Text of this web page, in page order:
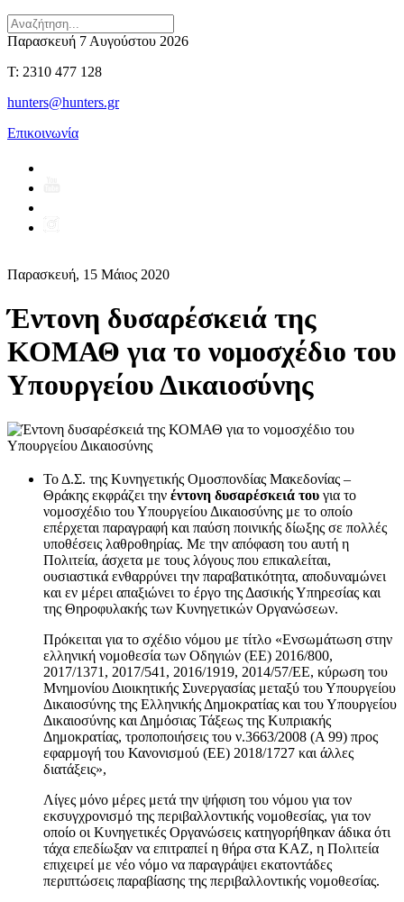
Παρασκευή 7 Αυγούστου 2026
T: 2310 477 128
hunters@hunters.gr
Επικοινωνία
Παρασκευή, 15 Μάιος 2020
Έντονη δυσαρέσκειά της
ΚΟΜΑΘ για το νομοσχέδιο του
Υπουργείου Δικαιοσύνης
Το Δ.Σ. της Κυνηγετικής Ομοσπονδίας Μακεδονίας –
Θράκης εκφράζει την έντονη δυσαρέσκειά του για το
νομοσχέδιο του Υπουργείου Δικαιοσύνης με το οποίο
επέρχεται παραγραφή και παύση ποινικής δίωξης σε πολλές
υποθέσεις λαθροθηρίας. Με την απόφαση του αυτή η
Πολιτεία, άσχετα με τους λόγους που επικαλείται,
ουσιαστικά ενθαρρύνει την παραβατικότητα, αποδυναμώνει
και εν μέρει απαξιώνει το έργο της Δασικής Υπηρεσίας και
της Θηροφυλακής των Κυνηγετικών Οργανώσεων.
Πρόκειται για το σχέδιο νόμου με τίτλο «Ενσωμάτωση στην
ελληνική νομοθεσία των Οδηγιών (ΕΕ) 2016/800,
2017/1371, 2017/541, 2016/1919, 2014/57/ΕΕ, κύρωση του
Μνημονίου Διοικητικής Συνεργασίας μεταξύ του Υπουργείου
Δικαιοσύνης της Ελληνικής Δημοκρατίας και του Υπουργείου
Δικαιοσύνης και Δημόσιας Τάξεως της Κυπριακής
Δημοκρατίας, τροποποιήσεις του ν.3663/2008 (Α 99) προς
εφαρμογή του Κανονισμού (ΕΕ) 2018/1727 και άλλες
διατάξεις»,
Λίγες μόνο μέρες μετά την ψήφιση του νόμου για τον
εκσυγχρονισμό της περιβαλλοντικής νομοθεσίας, για τον
οποίο οι Κυνηγετικές Οργανώσεις κατηγορήθηκαν άδικα ότι
τάχα επεδίωξαν να επιτραπεί η θήρα στα ΚΑΖ, η Πολιτεία
επιχειρεί με νέο νόμο να παραγράψει εκατοντάδες
περιπτώσεις παραβίασης της περιβαλλοντικής νομοθεσίας.